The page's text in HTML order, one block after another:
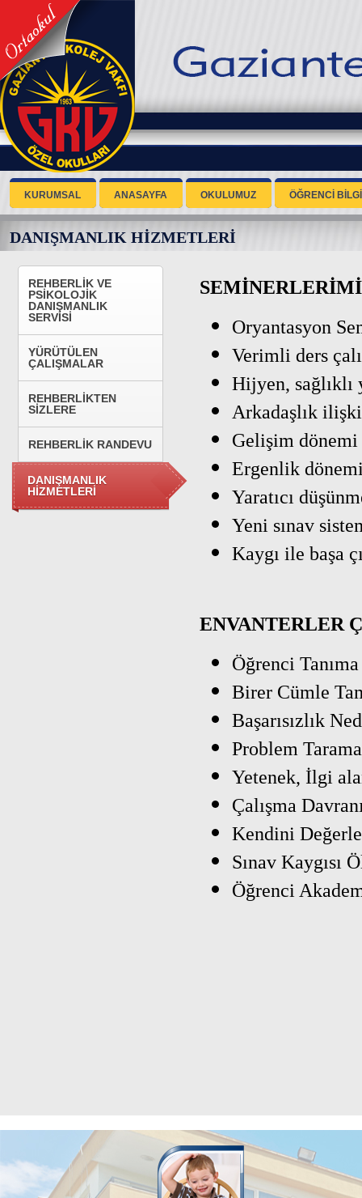
KURUMSAL ANASAYFA OKULUMUZ ÖĞRENCİ
DANIŞMANLIK HİZMETLERİ
REHBERLİK VE
PSİKOLOJİK
DANIŞMANLIK
SERVİSİ
YÜRÜTÜLEN
ÇALIŞMALAR
REHBERLİKTEN
SİZLERE
REHBERLİK RANDEVU
DANIŞMANLIK
HİZMETLERİ
Oryantasyon
Verimli ders
Hijyen, sağlıklı
Arkadaşlık
Gelişim
Ergenlik
Yaratıcı
Yeni sınav
Kaygı ile başa
ENVANTERLER
Öğrenci
Birer Cümle
Başarısızlık
Problem
Yetenek, İlgi
Çalışma
Kendini
Sınav Kaygısı
Öğrenci